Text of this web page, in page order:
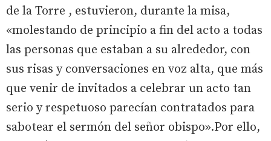
de la Torre , estuvieron, durante la misa,
«molestando de principio a fin del acto a todas
las personas que estaban a su alrededor, con
sus risas y conversaciones en voz alta, que más
que venir de invitados a celebrar un acto tan
serio y respetuoso parecían contratados para
sabotear el sermón del señor obispo».Por ello,